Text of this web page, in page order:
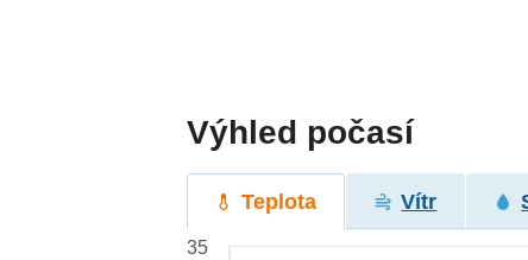
Výhled počasí
Teplota Vítr
35